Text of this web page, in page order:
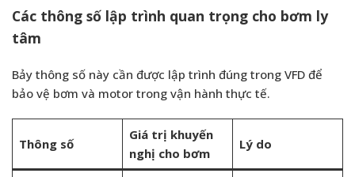
Các thông số lập trình quan trọng cho bơm ly
tâm
Bảy thông số này cần được lập trình đúng trong VFD để
bảo vệ bơm và motor trong vận hành thực tế.
Thông số
Giá trị khuyến
nghị cho bơm
Lý do